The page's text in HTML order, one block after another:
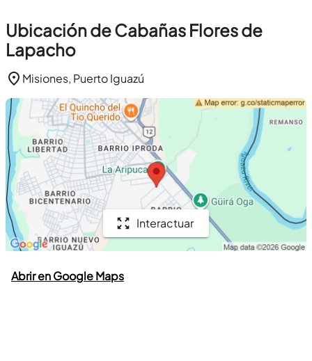
Ubicación de Cabañas Flores de
Lapacho
Misiones, Puerto Iguazú
Interactuar
Abrir en Google Maps